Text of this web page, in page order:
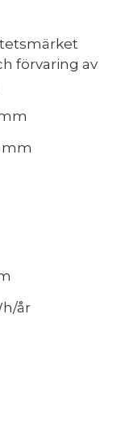
förvaring av
mm
år